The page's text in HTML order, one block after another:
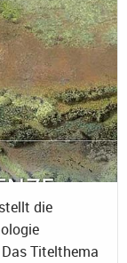
die
Titelthema